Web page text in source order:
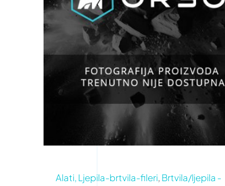
Alati, Ljepila-brtvila-fileri, Brtvila/ljepila -